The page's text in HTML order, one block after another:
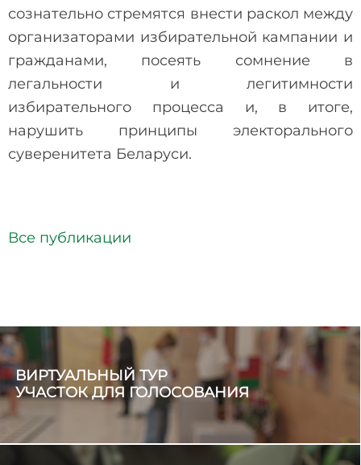
сознательно стремятся внести раскол между
организаторами избирательной кампании и
гражданами, посеять сомнение в
легальности и легитимности
избирательного процесса и, в итоге,
нарушить принципы электорального
суверенитета Беларуси.
Все публикации
ВИРТУАЛЬНЫЙ ТУР
УЧАСТОК ДЛЯ ГОЛОСОВАНИЯ